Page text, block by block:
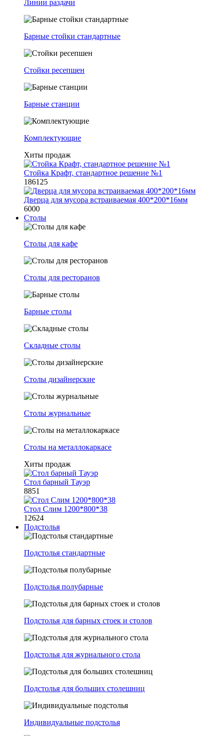
Линии раздачи
Барные стойки стандартные
Стойки ресепшен
Барные станции
Комплектующие
Хиты продаж
Стойка Крафт, стандартное решение №1
186125
Дверца для мусора встраиваемая 400*200*16мм
6000
Столы
Столы для кафе
Столы для ресторанов
Барные столы
Складные столы
Столы дизайнерские
Столы журнальные
Столы на металлокаркасе
Хиты продаж
Стол барный Тауэр
8851
Стол Слим 1200*800*38
12624
Подстолья
Подстолья стандартные
Подстолья полубарные
Подстолья для барных стоек и столов
Подстолья для журнального стола
Подстолья для больших столешниц
Индивидуальные подстолья